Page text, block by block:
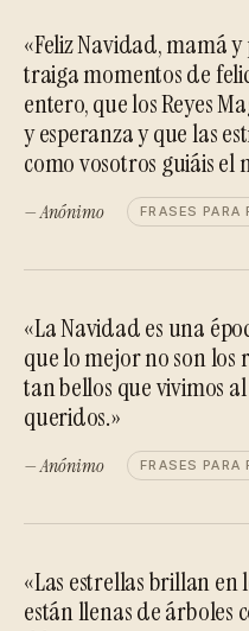
«Feliz Navidad, mamá
traiga momentos de
entero, que los Reyes
y esperanza y que las
como vosotros guiáis el
— Anónimo FRASES PARA
«La Navidad es una
que lo mejor no son los
tan bellos que vivimos
queridos.»
— Anónimo FRASES PARA
«Las estrellas brillan en
están llenas de árboles